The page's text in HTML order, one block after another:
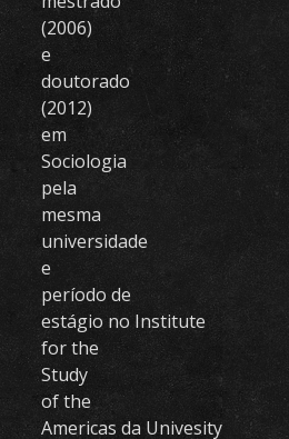
(2006)
e
doutorado
(2012)
em
Sociologia
pela
mesma
universidade
e
período de
estágio no Institute
for the
Study
of the
Americas da Univesity